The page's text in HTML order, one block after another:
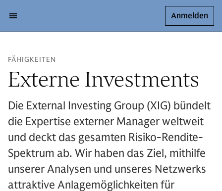
Anmelden
FÄHIGKEITEN
Externe Investments
Die External Investing Group (XIG) bündelt
die Expertise externer Manager weltweit
und deckt das gesamten Risiko-Rendite-
Spektrum ab. Wir haben das Ziel, mithilfe
unserer Analysen und unseres Netzwerks
attraktive Anlagemöglichkeiten für